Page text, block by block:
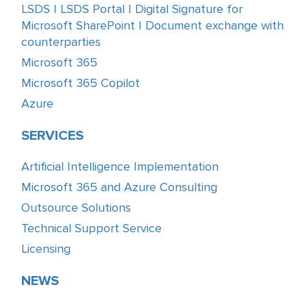
LSDS | LSDS Portal | Digital Signature for
Microsoft SharePoint | Document exchange with
counterparties
Microsoft 365
Microsoft 365 Copilot
Azure
SERVICES
Artificial Intelligence Implementation
Microsoft 365 and Azure Consulting
Outsource Solutions
Technical Support Service
Licensing
NEWS